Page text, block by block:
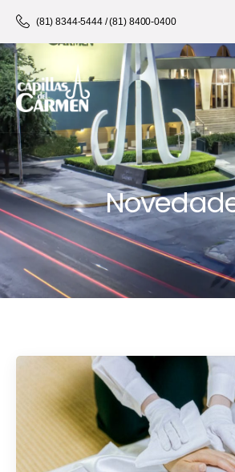
(81) 8344-5444 / (81) 8400-0400